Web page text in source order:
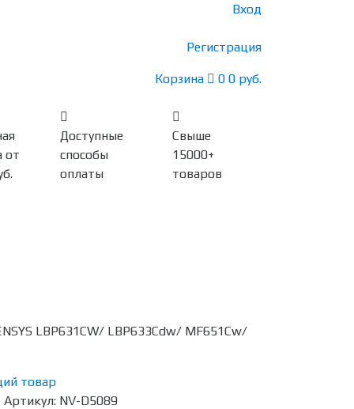
Вход
Регистрация
Корзина 0 0 руб.
от
Доступные
способы
оплаты
Свыше
15000+
товаров
LBP631CW/ LBP633Cdw/ MF651Cw/
товар
Артикул: NV-D5089